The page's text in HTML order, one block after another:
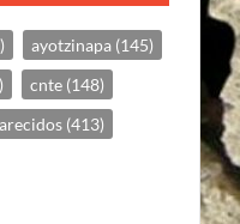
ayotzinapa (145)
cnte (148)
(413)